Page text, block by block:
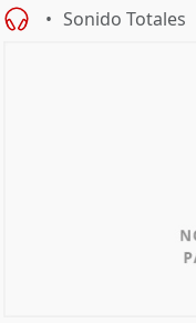
Sonido Totales